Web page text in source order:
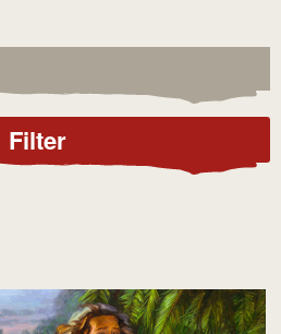
Filter